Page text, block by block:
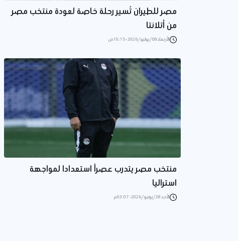
مصر للطيران تُسير رحلة خاصة لعودة منتخب مصر
من أتلانتا
الأربعاء 08/يوليو/2026 - 10:15 ص
منتخب مصر يتدرب عصراً استعدادا لمواجهة
استراليا
الأحد 28/يونيو/2026 - 03:07 م